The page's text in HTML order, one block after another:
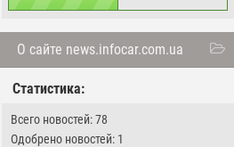
О сайте news.infocar.com.ua
Статистика:
Всего новостей: 78
Одобрено новостей: 1